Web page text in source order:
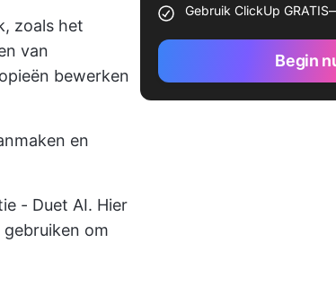
zoals het
van
bewerken
en
- Duet AI. Hier
om
Gebruik ClickUp
Begin